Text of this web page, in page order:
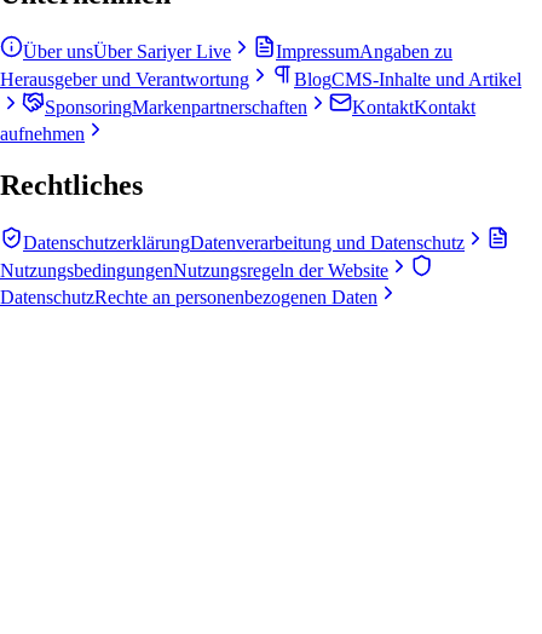
Über unsÜber Sariyer Live ImpressumAngaben zu
Herausgeber und Verantwortung
BlogCMS-Inhalte und Artikel
SponsoringMarkenpartnerschaften KontaktKontakt
aufnehmen
Rechtliches
DatenschutzerklärungDatenverarbeitung und Datenschutz
NutzungsbedingungenNutzungsregeln der Website
DatenschutzRechte an personenbezogenen Daten